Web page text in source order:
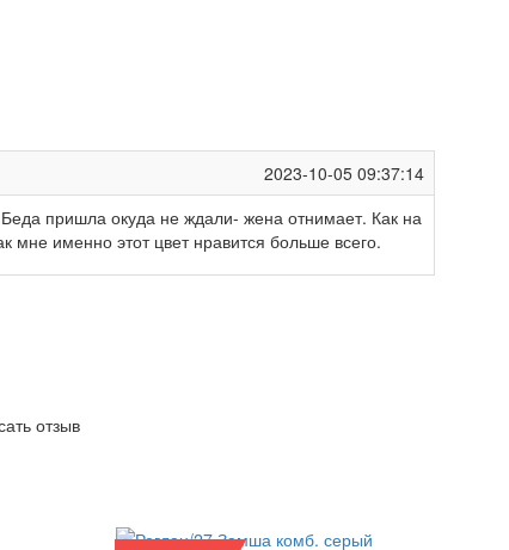
2023-10-05 09:37:14
пришла окуда не ждали- жена отнимает. Как на
мне именно этот цвет нравится больше всего.
отзыв